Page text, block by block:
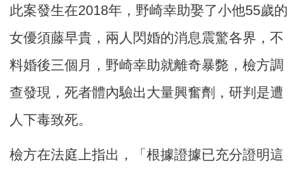
此案發生在2018年，野崎幸助娶了小他55歲的
女優須藤早貴，兩人閃婚的消息震驚各界，不
料婚後三個月，野崎幸助就離奇暴斃，檢方調
查發現，死者體內驗出大量興奮劑，研判是遭
人下毒致死。
檢方在法庭上指出，「根據證據已充分證明這